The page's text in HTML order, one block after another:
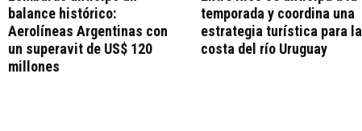
balance histórico:
Aerolíneas Argentinas con
un superavit de US$ 120
millones
temporada y coordina una
estrategia turística para la
costa del río Uruguay